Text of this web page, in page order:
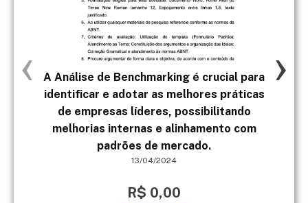
A Análise de Benchmarking é crucial para
identificar e adotar as melhores práticas
de empresas líderes, possibilitando
melhorias internas e alinhamento com
padrões de mercado.
13/04/2024
R$ 0,00
‹ ›